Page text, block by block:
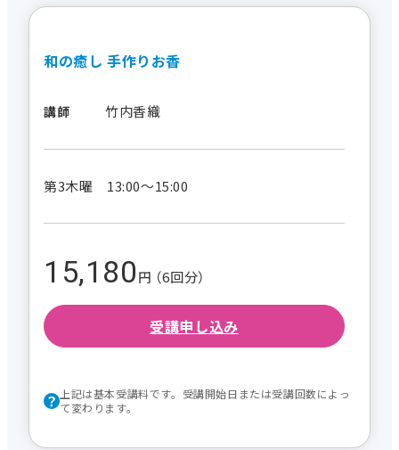
和の癒し 手作りお香
講師 竹内香織
第3木曜 13:00～15:00
15,180円 （6回分）
受講申し込み
上記は基本受講料です。受講開始日または受講回数によっ
て変わります。